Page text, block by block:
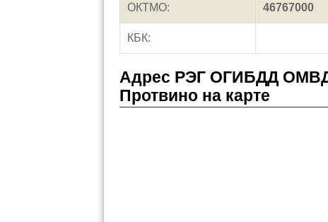
ОКТМО: 46767000
КБК:
Адрес РЭГ ОГИБДД ОМВД
Протвино на карте